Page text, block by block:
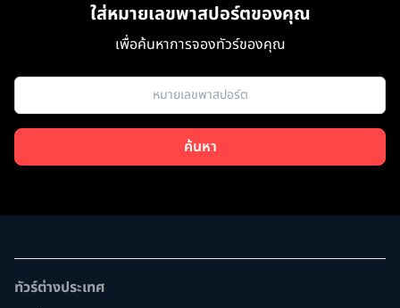
ใส่หมายเลขพาสปอร์ตของคุณ
เพื่อค้นหาการจองทัวร์ของคุณ
ค้นหา
ทัวร์ต่างประเทศ